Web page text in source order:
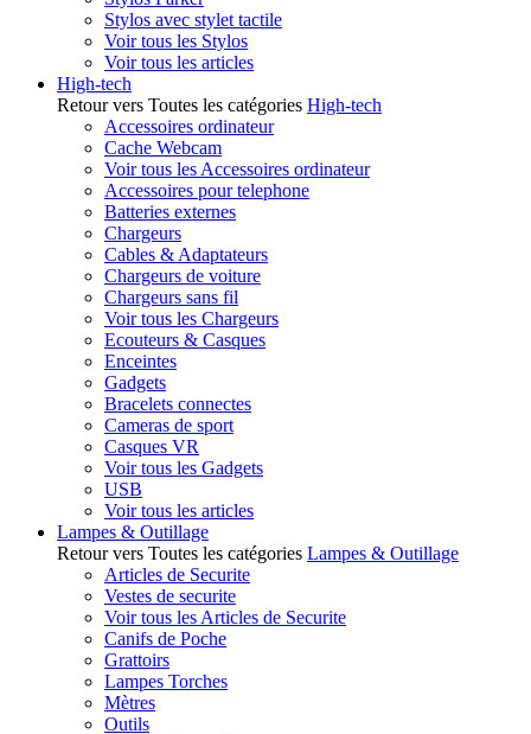
Stylos avec stylet tactile
Voir tous les Stylos
Voir tous les articles
High-tech
Retour vers Toutes les catégories High-tech
Accessoires ordinateur
Cache Webcam
Voir tous les Accessoires ordinateur
Accessoires pour telephone
Batteries externes
Chargeurs
Cables & Adaptateurs
Chargeurs de voiture
Chargeurs sans fil
Voir tous les Chargeurs
Ecouteurs & Casques
Enceintes
Gadgets
Bracelets connectes
Cameras de sport
Casques VR
Voir tous les Gadgets
USB
Voir tous les articles
Lampes & Outillage
Retour vers Toutes les catégories Lampes & Outillage
Articles de Securite
Vestes de securite
Voir tous les Articles de Securite
Canifs de Poche
Grattoirs
Lampes Torches
Mètres
Outils